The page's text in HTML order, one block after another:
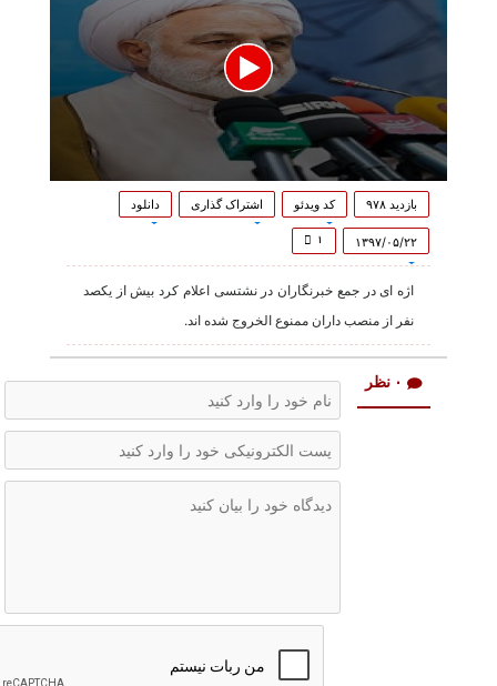
0
seconds
minute,
seconds
کد ویدئو اشتراک گذاری دانلود
۱۳۹۷/۰۵/۲۲ ۱
اژه ای در جمع خبرنگاران در نشتسی اعلام کرد بیش از یکصد
نفر از منصب داران ممنوع الخروج شده اند.